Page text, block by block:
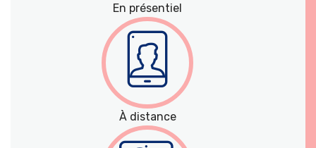
En présentiel
À distance